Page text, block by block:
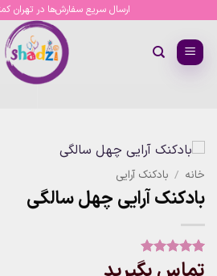
content
ارسال سریع سفارش‌ها در تهران
خانه / بادکنک آرایی
بادکنک آرایی چهل سالگی
امتیاز
از
1